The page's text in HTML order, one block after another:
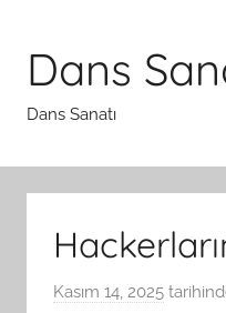
Dans
Dans Sanatı
Kasım 14, 2025